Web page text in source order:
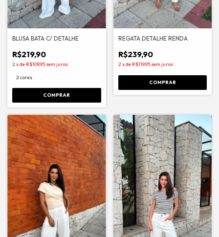
BLUSA BATA C/ DETALHE
R$219,90
2xde R$109,95 sem juros
2 cores
COMPRAR
REGATA DETALHE RENDA
R$239,90
2xde R$119,95 sem juros
COMPRAR